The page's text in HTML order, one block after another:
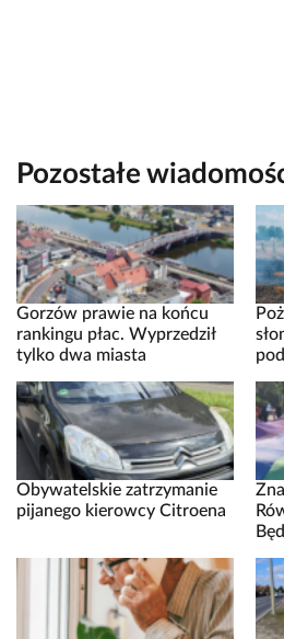
Pozostałe
Gorzów prawie na końcu
rankingu płac. Wyprzedził
tylko dwa miasta
Obywatelskie zatrzymanie
pijanego kierowcy Citroena